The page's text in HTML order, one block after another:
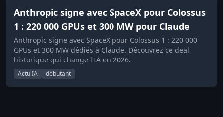
Anthropic signe avec SpaceX pour Colossus
1 : 220 000 GPUs et 300 MW pour Claude
Anthropic signe avec SpaceX pour Colossus 1 : 220 000
GPUs et 300 MW dédiés à Claude. Découvrez ce deal
historique qui change l'IA en 2026.
Actu IA débutant